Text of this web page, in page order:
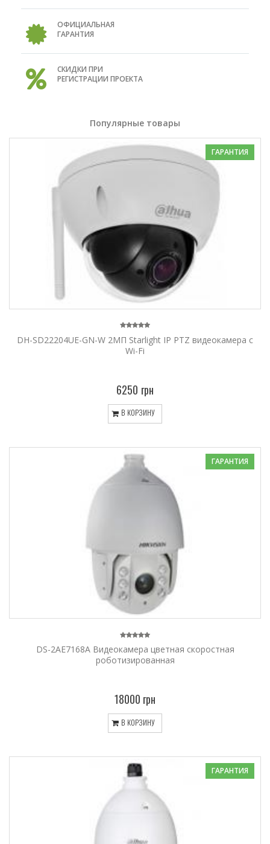
ОФИЦИАЛЬНАЯ
ГАРАНТИЯ
СКИДКИ ПРИ
РЕГИСТРАЦИИ ПРОЕКТА
Популярные товары
ГАРАНТИЯ
DH-SD22204UE-GN-W 2МП Starlight IP PTZ видеокамера c
Wi-Fi
6250 грн
В КОРЗИНУ
ГАРАНТИЯ
DS-2AE7168A Видеокамера цветная скоростная
роботизированная
18000 грн
В КОРЗИНУ
ГАРАНТИЯ